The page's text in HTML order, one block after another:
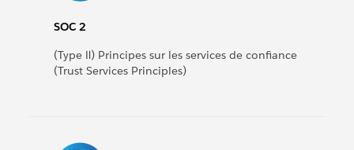
SOC 2
(Type Ⅱ) Principes sur les services de confiance
(Trust Services Principles)